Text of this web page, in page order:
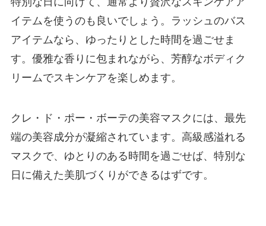
イテムを使うのも良いでしょう。ラッシュのバス
アイテムなら、ゆったりとした時間を過ごせま
す。優雅な香りに包まれながら、芳醇なボディク
リームでスキンケアを楽しめます。
クレ・ド・ポー・ボーテの美容マスクには、最先
端の美容成分が凝縮されています。高級感溢れる
マスクで、ゆとりのある時間を過ごせば、特別な
日に備えた美肌づくりができるはずです。